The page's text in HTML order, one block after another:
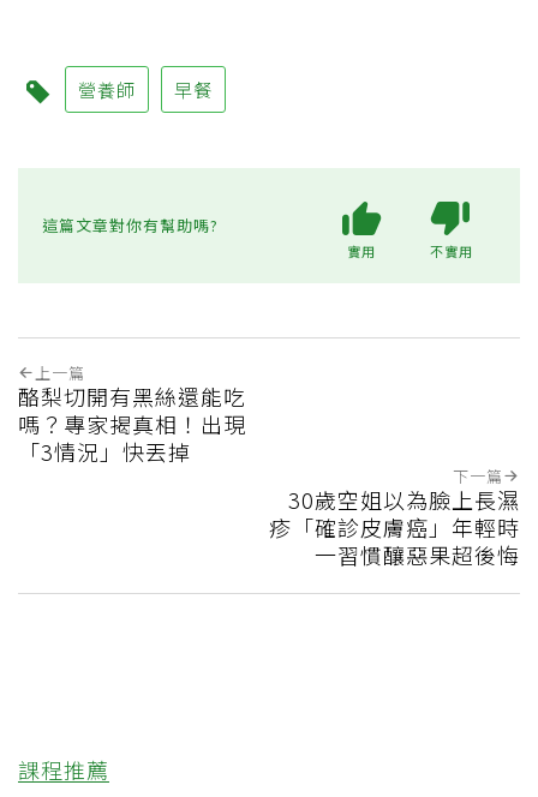
營養師 早餐
這篇文章對你有幫助嗎?
實用 不實用
上一篇
酪梨切開有黑絲還能吃
嗎？專家揭真相！出現
「3情況」快丟掉
下一篇
30歲空姐以為臉上長濕
疹「確診皮膚癌」年輕時
一習慣釀惡果超後悔
課程推薦